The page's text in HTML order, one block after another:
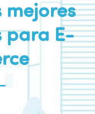
mejores
para E-